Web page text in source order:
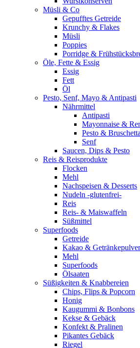
Müsli & Co
Gepufftes Getreide
Krunchy & Flakes
Müsli
Poppies
Porridge &
Öle, Fette & Essig
Essig
Fett
Öl
Pesto, Senf, Mayo & Antipasti
Nährmittel
Antipasti
Mayonnaise &
Pesto & Bruschetta
Senf
Saucen, Dips & Pesto
Reis & Reisprodukte
Flocken
Mehl
Nachspeisen & Desserts
Nudeln -glutenfrei-
Reis
Reis- & Maiswaffeln
Süßmittel
Superfoods
Getreide
Kakao & Getränkepulver
Mehl
Superfoods
Ölsaaten
Süßigkeiten & Knabbereien
Chips, Flips & Popcorn
Honig
Kaugummi & Bonbons
Kekse & Gebäck
Konfekt & Pralinen
Pikantes Gebäck
Riegel